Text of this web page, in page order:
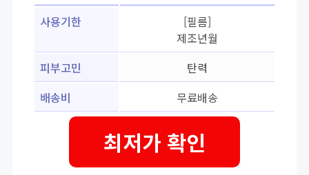
사용기한
[필름]
제조년월
피부고민
탄력
배송비
무료배송
최저가 확인